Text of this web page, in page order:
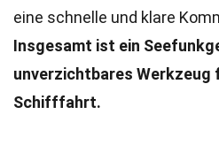
eine schnelle und klare
Insgesamt ist ein
unverzichtbares Werkzeug
Schifffahrt.